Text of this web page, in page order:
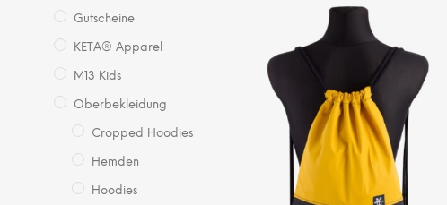
Gutscheine
KETA® Apparel
M13 Kids
Oberbekleidung
Cropped Hoodies
Hemden
Hoodies